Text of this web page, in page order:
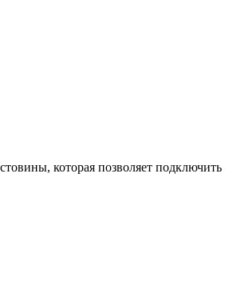
которая позволяет